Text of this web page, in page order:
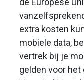
extra kosten
mobiele data,
vertrek bij je
gelden voor